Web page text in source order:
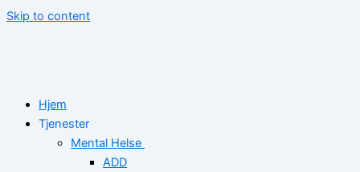
Skip to content
Hjem
Tjenester
Mental Helse
ADD